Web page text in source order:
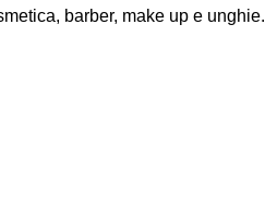
barber, make up e unghie.